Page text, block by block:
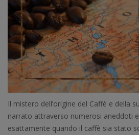
Il mistero dell’origine del Caffè e della
narrato attraverso numerosi aneddoti
esattamente quando il caffè sia stato